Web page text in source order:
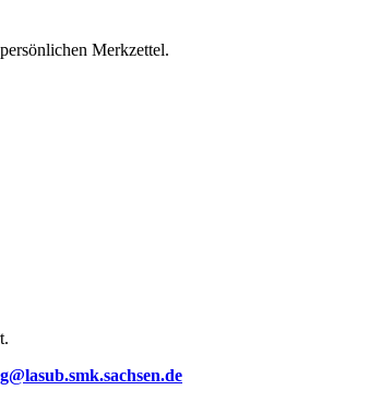
Merkzettel.